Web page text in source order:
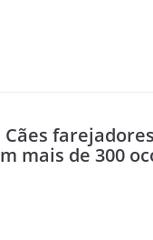
Cães
m mais de 300